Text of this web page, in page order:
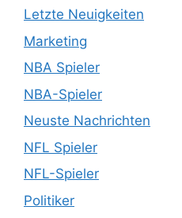
Letzte Neuigkeiten
Marketing
NBA Spieler
NBA-Spieler
Neuste Nachrichten
NFL Spieler
NFL-Spieler
Politiker